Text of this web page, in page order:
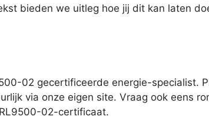
bieden we uitleg hoe jij dit kan laten
02 gecertificeerde energie-specialist.
via onze eigen site. Vraag ook eens
02-certificaat.